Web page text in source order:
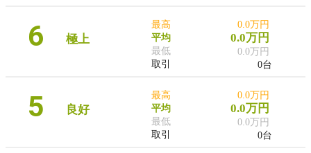
6 極上
最高
平均
最低
取引
0.0万円
0.0万円
0.0万円
0台
5 良好
最高
平均
最低
取引
0.0万円
0.0万円
0.0万円
0台